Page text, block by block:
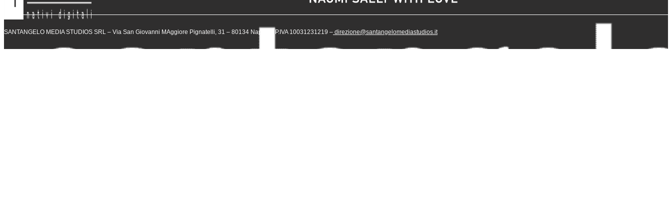
SANTANGELO MEDIA STUDIOS SRL – Via San Giovanni MAggiore Pignatelli, 31 – 80134 Napoli – P.IVA 10031231219 – direzione@santangelomediastudios.it